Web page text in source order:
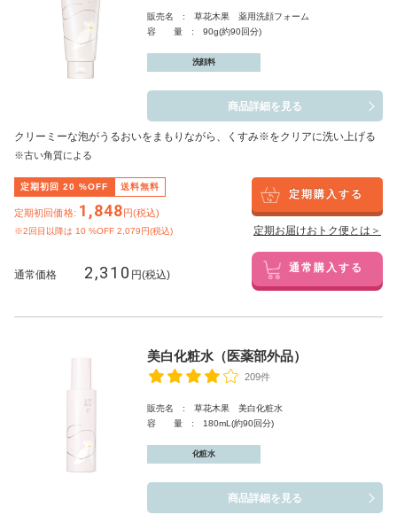
販売名 : 草花木果 薬用洗顔フォーム
容 量 : 90g(約90回分)
洗顔料
商品詳細を見る
クリーミーな泡がうるおいをまもりながら、くすみ※をクリアに洗い上げる
※古い角質による
定期初回 20 %OFF 送料無料
定期初回価格: 1,848円(税込)
※2回目以降は 10 %OFF 2,079円(税込)
定期購入する
定期お届けおトク便とは＞
通常価格 2,310 円(税込) 通常購入する
美白化粧水（医薬部外品）
209件
販売名 : 草花木果 美白化粧水
容 量 : 180mL(約90回分)
化粧水
商品詳細を見る